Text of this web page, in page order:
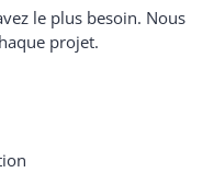
le plus besoin. Nous
projet.